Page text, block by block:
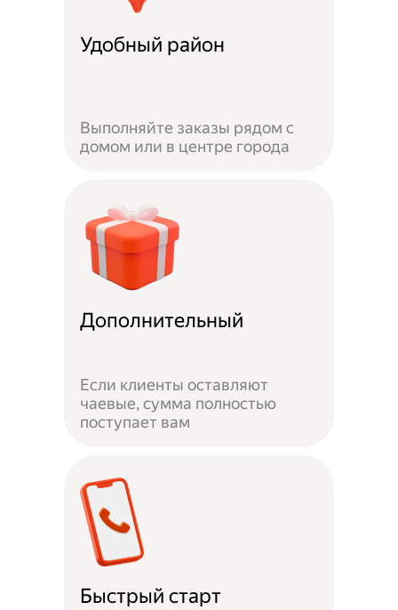
Удобный район
Выполняйте заказы рядом с
домом или в центре города
Дополнительный
Если клиенты оставляют
чаевые, сумма полностью
поступает вам
Быстрый старт